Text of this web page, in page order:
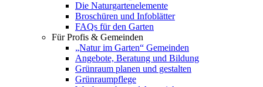
Die Naturgartenelemente
Broschüren und Infoblätter
FAQs für den Garten
Für Profis & Gemeinden
„Natur im Garten“ Gemeinden
Angebote, Beratung und Bildung
Grünraum planen und gestalten
Grünraumpflege